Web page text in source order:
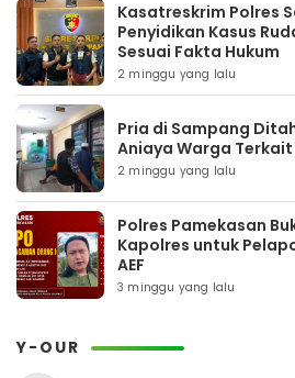
Kasatreskrim Polres
Penyidikan Kasus
Sesuai Fakta Hukum
2 minggu yang lalu
Pria di Sampang
Aniaya Warga
2 minggu yang lalu
Polres Pamekasan
Kapolres untuk
AEF
3 minggu yang lalu
Y-OUR